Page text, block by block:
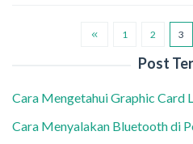
1 2 3
Post
Cara Mengetahui Graphic Card
Cara Menyalakan Bluetooth di